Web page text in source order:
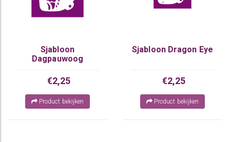
Sjabloon
Dagpauwoog
€2,25
Product bekijken
Sjabloon Dragon Eye
€2,25
Product bekijken